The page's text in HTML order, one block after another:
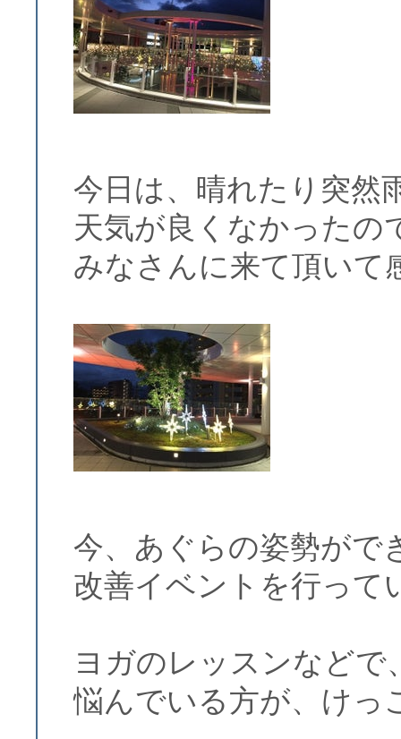
今日は、晴れたり突然
天気が良くなかったの
みなさんに来て頂いて
今、あぐらの姿勢がで
改善イベントを行って
ヨガのレッスンなど
悩んでいる方が、けっ